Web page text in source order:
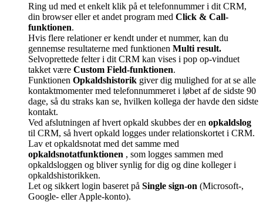
Ring ud med et enkelt klik på et telefonnummer i dit CRM,
din browser eller et andet program med Click & Call-
funktionen.
Hvis flere relationer er kendt under et nummer, kan du
gennemse resultaterne med funktionen Multi result.
Selvoprettede felter i dit CRM kan vises i pop op-vinduet
takket være Custom Field-funktionen.
Funktionen Opkaldshistorik giver dig mulighed for at se alle
kontaktmomenter med telefonnummeret i løbet af de sidste 90
dage, så du straks kan se, hvilken kollega der havde den sidste
kontakt.
Ved afslutningen af hvert opkald skubbes der en opkaldslog
til CRM, så hvert opkald logges under relationskortet i CRM.
Lav et opkaldsnotat med det samme med
opkaldsnotatfunktionen , som logges sammen med
opkaldsloggen og bliver synlig for dig og dine kolleger i
opkaldshistorikken.
Let og sikkert login baseret på Single sign-on (Microsoft-,
Google- eller Apple-konto).